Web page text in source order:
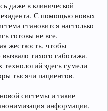
даже в клинической
С помощью новых
становится настолько
готовы не все.
жесткость, чтобы
тихого саботажа.
здесь сумели
тысячи пациентов.
системы и такие
информации,